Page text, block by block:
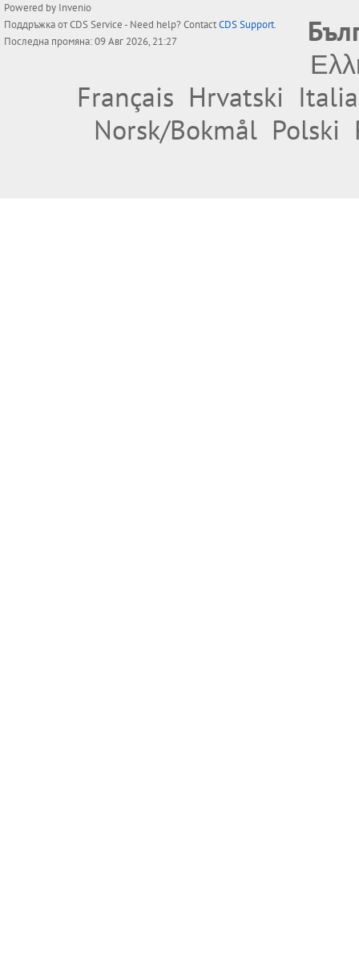
Powered by Invenio
Поддръжка отCDS Service- Need help? ContactCDS Support.
Последна промяна: 09 Авг 2026, 21:27
Français Hrvatski
Norsk/Bokmål Polski